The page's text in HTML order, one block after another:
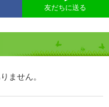
友だちに送る
ません。